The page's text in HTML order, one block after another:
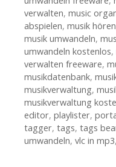
verwalten, music
abspielen, musik hören
musik umwandeln,
umwandeln kostenlos,
verwalten freeware,
musikdatenbank,
musikverwaltung,
musikverwaltung
editor, playlister,
tagger, tags, tags
umwandeln, vlc in mp3,